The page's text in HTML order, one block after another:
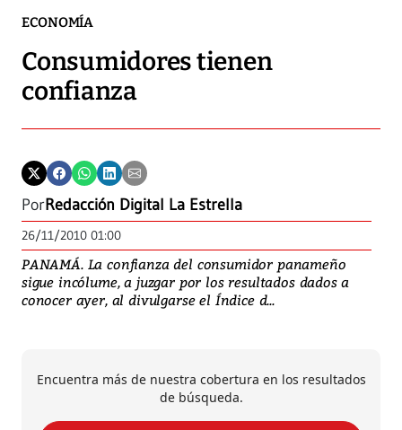
ECONOMÍA
Consumidores tienen
confianza
PorRedacción Digital La Estrella
26/11/2010 01:00
PANAMÁ. La confianza del consumidor panameño
sigue incólume, a juzgar por los resultados dados a
conocer ayer, al divulgarse el Índice d...
Encuentra más de nuestra cobertura en los resultados
de búsqueda.